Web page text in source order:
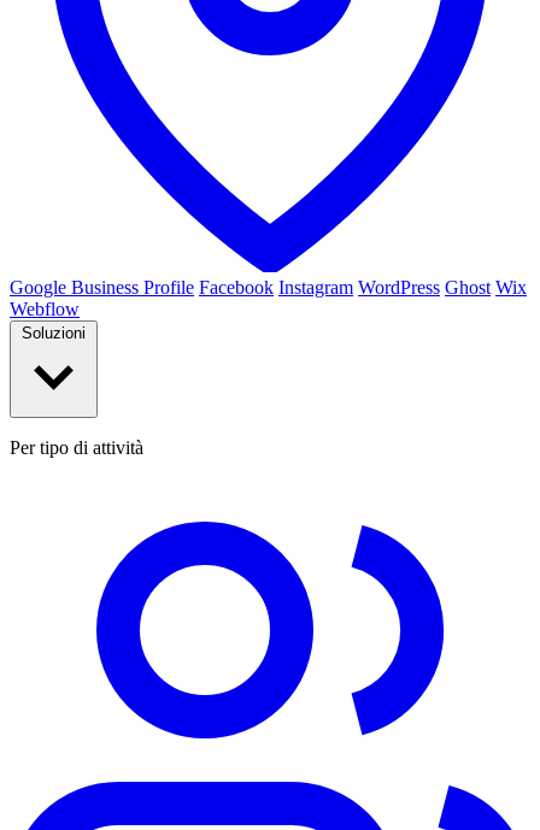
Google Business Profile Facebook Instagram WordPress Ghost Wix
Webflow
Per tipo di attività